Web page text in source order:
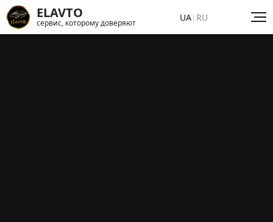
ELAVTO
сервис, которому доверяют UA| RU